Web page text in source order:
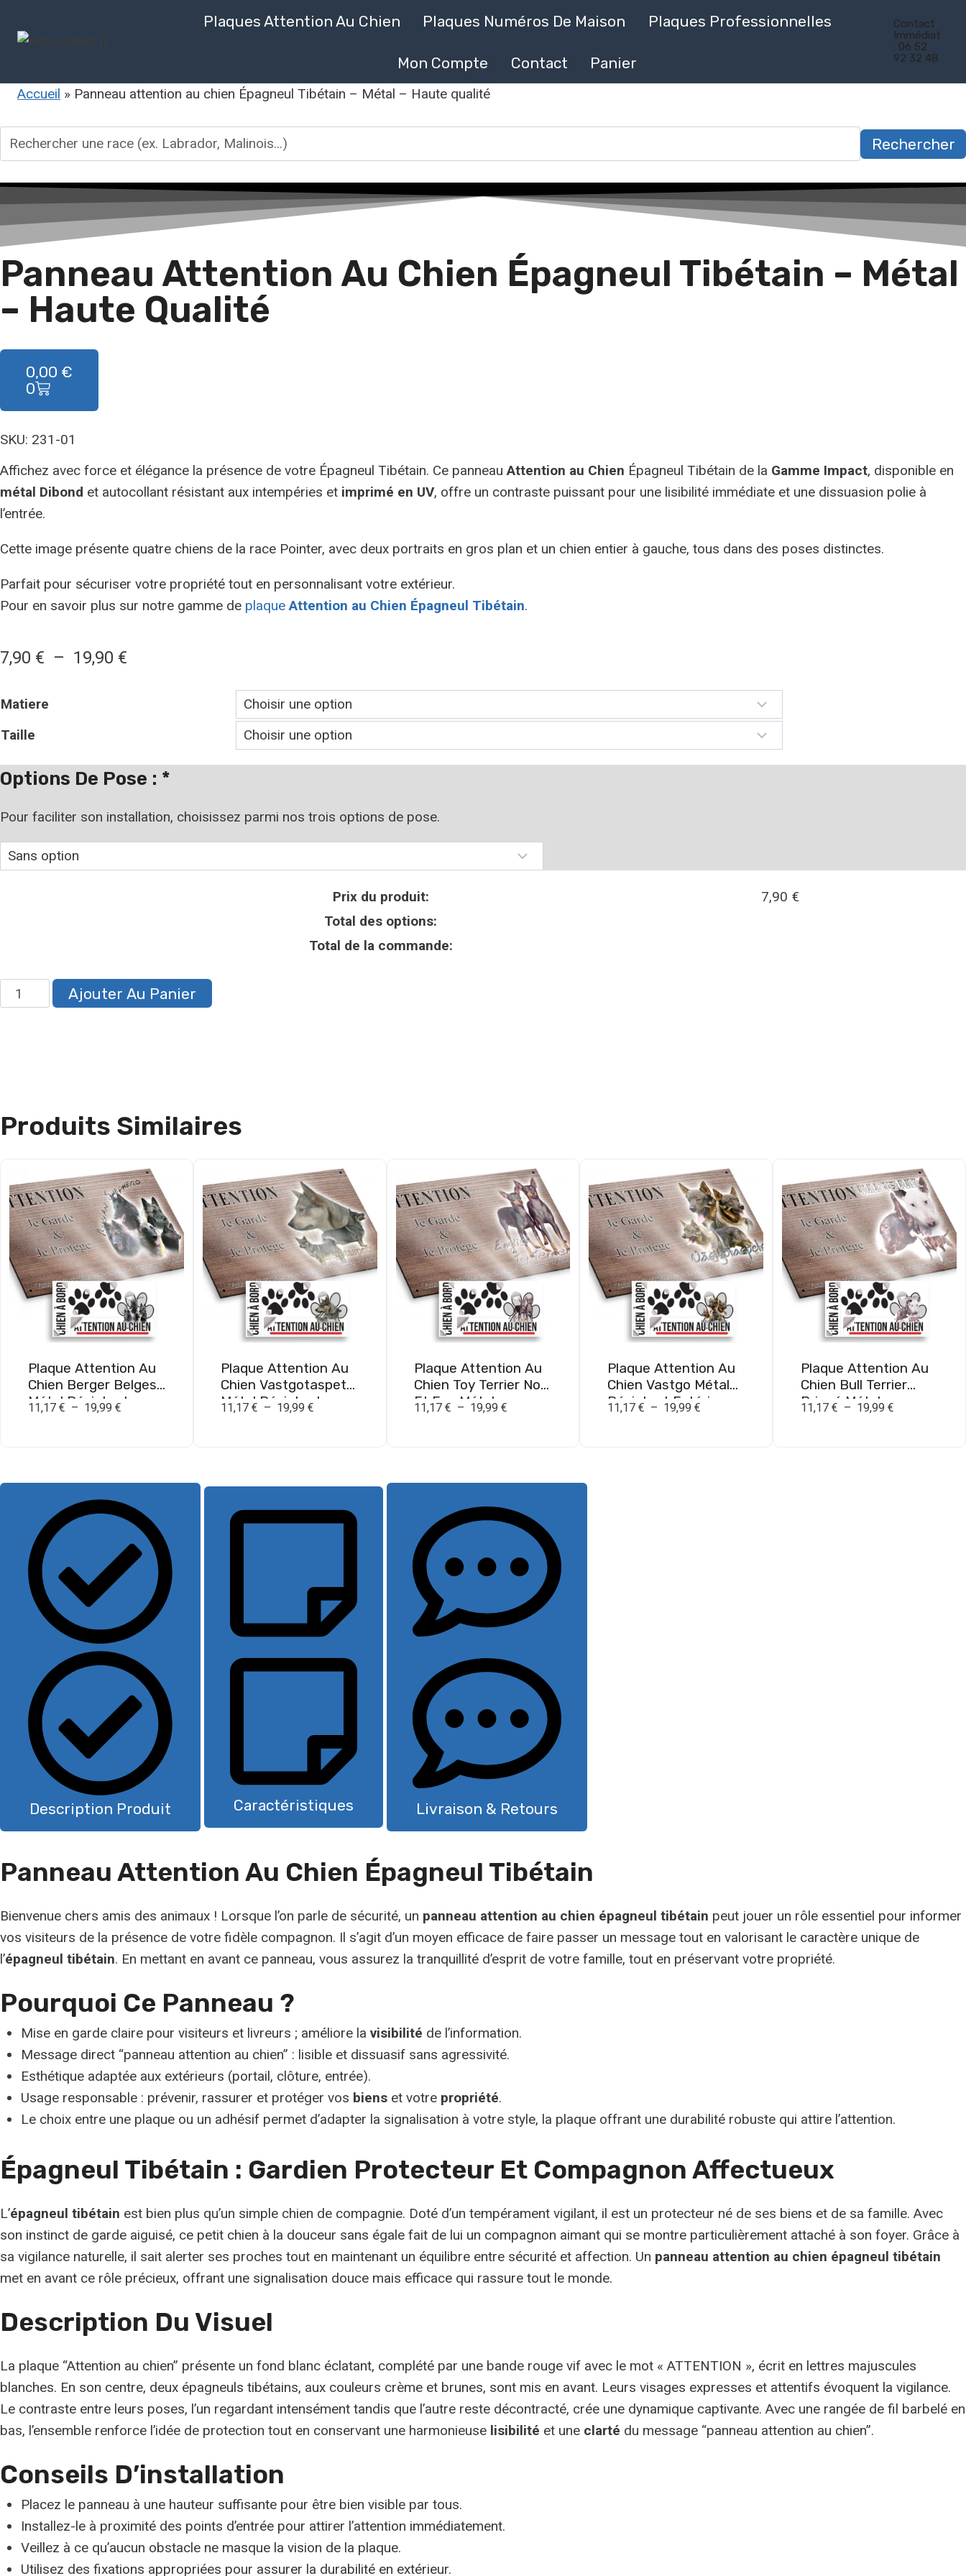
Plaques Attention Au Chien Plaques Numéros De Maison Plaques Professionnelles
Mon Compte Contact Panier
Contact
Immédiat
: 06 52
92 32 48
Accueil » Panneau attention au chien Épagneul Tibétain – Métal – Haute qualité
Rechercher
Panneau Attention Au Chien Épagneul Tibétain – Métal
– Haute Qualité
0,00 €
0
SKU: 231-01
Affichez avec force et élégance la présence de votre Épagneul Tibétain. Ce panneauAttention au Chien Épagneul Tibétain de la Gamme Impact, disponible en
métal Dibond et autocollant résistant aux intempéries et imprimé en UV, offre un contraste puissant pour une lisibilité immédiate et une dissuasion polie à
l’entrée.
Cette image présente quatre chiens de la race Pointer, avec deux portraits en gros plan et un chien entier à gauche, tous dans des poses distinctes.
Parfait pour sécuriser votre propriété tout en personnalisant votre extérieur.
Pour en savoir plus sur notre gamme de plaqueAttention au Chien Épagneul Tibétain.
7,90 € – 19,90 €
Matiere
Taille
Options De Pose : *
Pour faciliter son installation, choisissez parmi nos trois options de pose.
Prix du produit: 7,90 €
Total des options:
Total de la commande:
Ajouter Au Panier
Produits Similaires
Plaque Attention Au
Chien Berger Belges
Métal Résistant
Extérieur
11,17 € – 19,99 €
Plaque Attention Au
Chien Vastgotaspets
Métal Résistant
Extérieur
11,17€ – 19,99€
Plaque Attention Au
Chien Toy Terrier Noir
Et Feu Métal
Résistant Extérieur
11,17€ – 19,99€
Plaque Attention Au
Chien Vastgo Métal
Résistant Extérieur
11,17 € – 19,99 €
Plaque Attention Au
Chien Bull Terrier
Bringé Métal
Résistant Extérieur
11,17 € – 19,99 €
Description Produit Caractéristiques Livraison & Retours
Panneau Attention Au Chien Épagneul Tibétain
Bienvenue chers amis des animaux ! Lorsque l’on parle de sécurité, un panneau attention au chien épagneul tibétain peut jouer un rôle essentiel pour informer
vos visiteurs de la présence de votre fidèle compagnon. Il s’agit d’un moyen efficace de faire passer un message tout en valorisant le caractère unique de
l’épagneul tibétain. En mettant en avant ce panneau, vous assurez la tranquillité d’esprit de votre famille, tout en préservant votre propriété.
Pourquoi Ce Panneau ?
Mise en garde claire pour visiteurs et livreurs ; améliore la visibilité de l’information.
Message direct “panneau attention au chien” : lisible et dissuasif sans agressivité.
Esthétique adaptée aux extérieurs (portail, clôture, entrée).
Usage responsable : prévenir, rassurer et protéger vos bienset votre propriété.
Le choix entre une plaque ou un adhésif permet d’adapter la signalisation à votre style, la plaque offrant une durabilité robuste qui attire l’attention.
Épagneul Tibétain : Gardien Protecteur Et Compagnon Affectueux
L’épagneul tibétain est bien plus qu’un simple chien de compagnie. Doté d’un tempérament vigilant, il est un protecteur né de ses biens et de sa famille. Avec
son instinct de garde aiguisé, ce petit chien à la douceur sans égale fait de lui un compagnon aimant qui se montre particulièrement attaché à son foyer. Grâce à
sa vigilance naturelle, il sait alerter ses proches tout en maintenant un équilibre entre sécurité et affection. Un panneau attention au chien épagneul tibétain
met en avant ce rôle précieux, offrant une signalisation douce mais efficace qui rassure tout le monde.
Description Du Visuel
La plaque “Attention au chien” présente un fond blanc éclatant, complété par une bande rouge vif avec le mot « ATTENTION », écrit en lettres majuscules
blanches. En son centre, deux épagneuls tibétains, aux couleurs crème et brunes, sont mis en avant. Leurs visages expresses et attentifs évoquent la vigilance.
Le contraste entre leurs poses, l’un regardant intensément tandis que l’autre reste décontracté, crée une dynamique captivante. Avec une rangée de fil barbelé en
bas, l’ensemble renforce l’idée de protection tout en conservant une harmonieuse lisibilité et une clarté du message “panneau attention au chien”.
Conseils D’installation
Placez le panneau à une hauteur suffisante pour être bien visible par tous.
Installez-le à proximité des points d’entrée pour attirer l’attention immédiatement.
Veillez à ce qu’aucun obstacle ne masque la vision de la plaque.
Utilisez des fixations appropriées pour assurer la durabilité en extérieur.